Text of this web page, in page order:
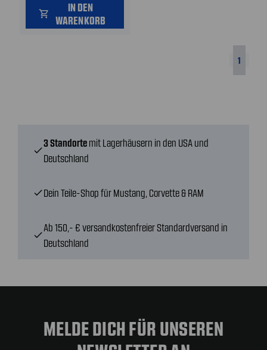
shopping_cart
IN DEN
WARENKORB
1
check
3 Standorte mit Lagerhäusern in den USA und
Deutschland
checkDein Teile-Shop für Mustang, Corvette & RAM
check
Ab 150,- € versandkostenfreier Standardversand in
Deutschland
MELDE DICH FÜR UNSEREN